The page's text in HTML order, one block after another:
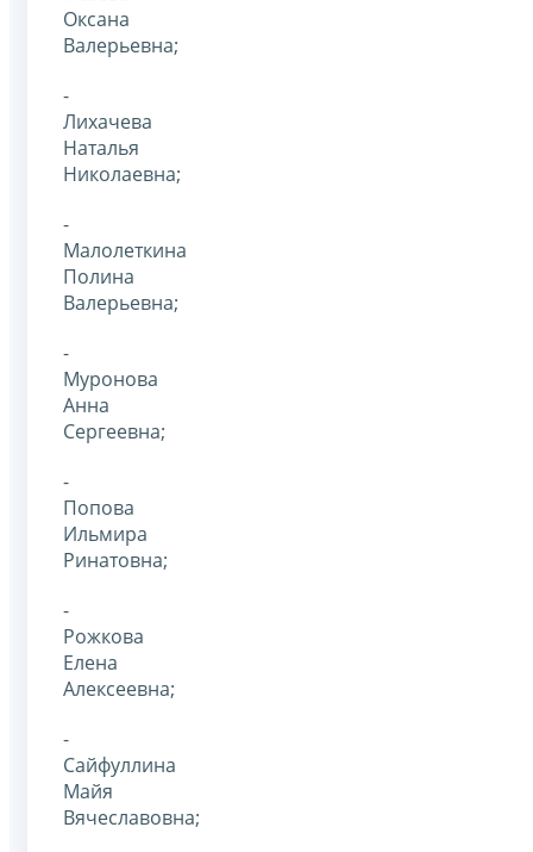
Оксана
Валерьевна;
-
Лихачева
Наталья
Николаевна;
-
Малолеткина
Полина
Валерьевна;
-
Муронова
Анна
Сергеевна;
-
Попова
Ильмира
Ринатовна;
-
Рожкова
Елена
Алексеевна;
-
Сайфуллина
Майя
Вячеславовна;